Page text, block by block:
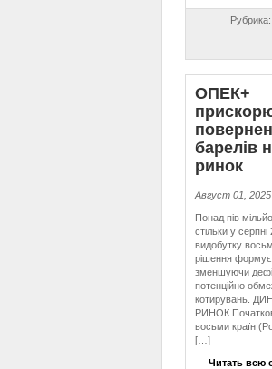
Рубрика:
ОПЕК+
барелів
ринок
Август 01, 2025
Понад пів
стільки у
видобутку
рішення формує
зменшуючи
потенційно
котирувань.
РИНОК
восьми країн
[…]
Читать всю